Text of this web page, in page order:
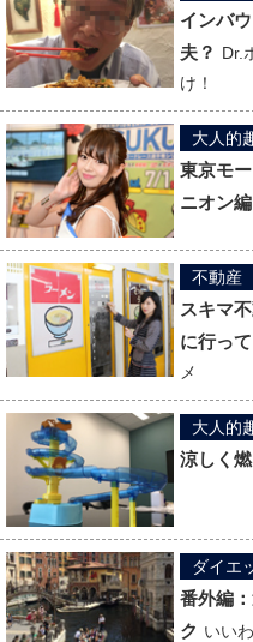
インバ
夫？ Dr.
け！
大人的
東京モ
ニオン編
不動産
スキマ
に行っ
メ
大人的
涼しく
ダイエ
番外編
ク いい